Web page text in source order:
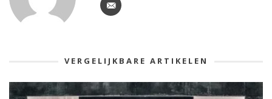
VERGELIJKBARE ARTIKELEN